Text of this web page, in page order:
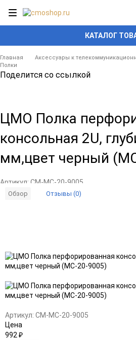
КАТАЛОГ
Главная
Аксессуары к
Полки
Поделится со ссылкой
ЦМО Полка
консольная 2U,
мм,цвет черный
Артикул: CM-МС-20-9005
Обзор Отзывы (0)
в
избранное
к
сравнению
Артикул: CM-МС-20-9005
Цена
992 ₽